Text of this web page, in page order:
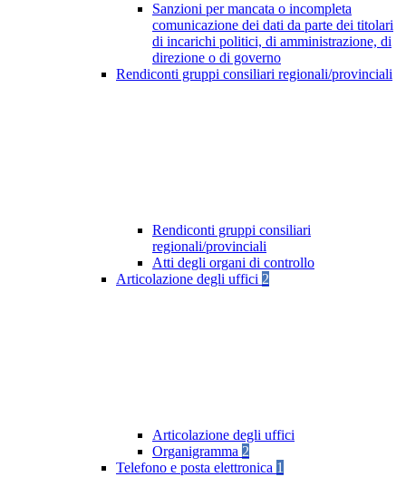
Sanzioni per mancata o incompleta
comunicazione dei dati da parte dei titolari
di incarichi politici, di amministrazione, di
direzione o di governo
Rendiconti gruppi consiliari regionali/provinciali
Rendiconti gruppi consiliari
regionali/provinciali
Atti degli organi di controllo
Articolazione degli uffici 2
Articolazione degli uffici
Organigramma 2
Telefono e posta elettronica 1